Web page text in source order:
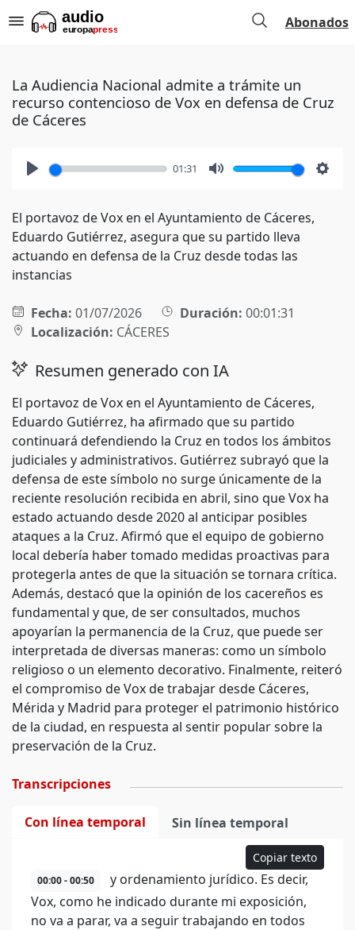
Abonados
La Audiencia Nacional admite a trámite un
recurso contencioso de Vox en defensa de Cruz
de Cáceres
01:31
El portavoz de Vox en el Ayuntamiento de Cáceres,
Eduardo Gutiérrez, asegura que su partido lleva
actuando en defensa de la Cruz desde todas las
instancias
Fecha: 01/07/2026 Duración: 00:01:31
Localización: CÁCERES
Resumen generado con IA
El portavoz de Vox en el Ayuntamiento de Cáceres,
Eduardo Gutiérrez, ha afirmado que su partido
continuará defendiendo la Cruz en todos los ámbitos
judiciales y administrativos. Gutiérrez subrayó que la
defensa de este símbolo no surge únicamente de la
reciente resolución recibida en abril, sino que Vox ha
estado actuando desde 2020 al anticipar posibles
ataques a la Cruz. Afirmó que el equipo de gobierno
local debería haber tomado medidas proactivas para
protegerla antes de que la situación se tornara crítica.
Además, destacó que la opinión de los cacereños es
fundamental y que, de ser consultados, muchos
apoyarían la permanencia de la Cruz, que puede ser
interpretada de diversas maneras: como un símbolo
religioso o un elemento decorativo. Finalmente, reiteró
el compromiso de Vox de trabajar desde Cáceres,
Mérida y Madrid para proteger el patrimonio histórico
de la ciudad, en respuesta al sentir popular sobre la
preservación de la Cruz.
Transcripciones
Con línea temporal Sin línea temporal
Copiar texto
00:00 - 00:50
y ordenamiento jurídico. Es decir,
Vox, como he indicado durante mi exposición,
no va a parar, va a seguir trabajando en todos